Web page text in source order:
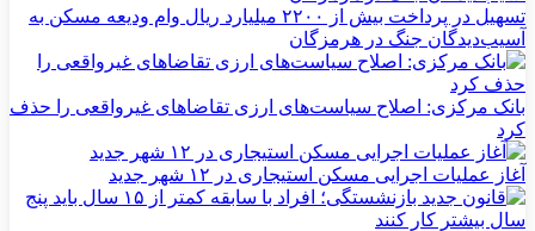
تسهیل در پرداخت بیش از ۲۲۰۰ میلیارد ریال وام ودیعه مسکن به
آسیب‌دیدگان جنگ در هرمزگان
بانک مرکزی: اصلاح سیاست‌های ارزی تقاضاهای غیرواقعی را حذف
کرد
آغاز عملیات اجرایی مسکن استیجاری در ۱۲ شهر جدید